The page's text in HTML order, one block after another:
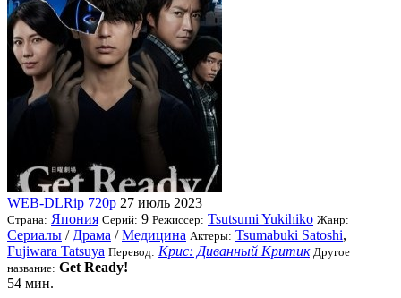
WEB-DLRip 720p 27 июль 2023
Страна: Япония Серий: 9 Режиссер: Tsutsumi Yukihiko Жанр:
Сериалы / Драма /Медицина Актеры: Tsumabuki Satoshi,
Fujiwara Tatsuya Перевод: Крис: Диванный Критик Другое
название: Get Ready!
54 мин.